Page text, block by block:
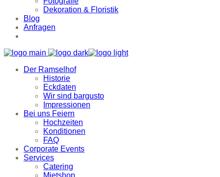
Dekoration & Floristik
Blog
Anfragen
Der Ramselhof
Historie
Eckdaten
Wir sind bargusto
Impressionen
Bei uns Feiern
Hochzeiten
Konditionen
FAQ
Corporate Events
Services
Catering
Mietshop